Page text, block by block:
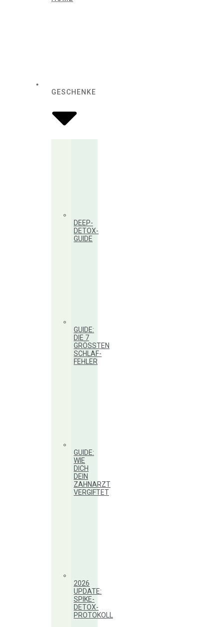
GESCHENKE
DEEP-
DETOX-
GUIDE
GUIDE:
DIE 7
GRÖSSTEN S
CHLAF-F
EHLER
GUIDE:
WIE
DICH
DEIN
ZAHNARZT
VERGIFTET
2026
UPDATE:
SPIKE-
DETOX-
PROTOKOLL